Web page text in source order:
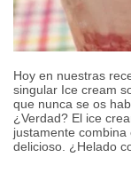
Hoy en nuestras
singular Ice cream
que nunca se os
¿Verdad? El ice
justamente
delicioso. ¿Helado